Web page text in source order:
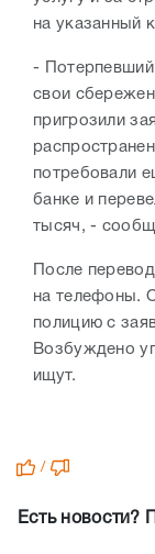
на указанный
- Потерпевший
свои
пригрозили
потребовали
банке и
тысяч, -
После
на телефоны.
полицию с
Возбуждено
ищут.
/
Есть новости?